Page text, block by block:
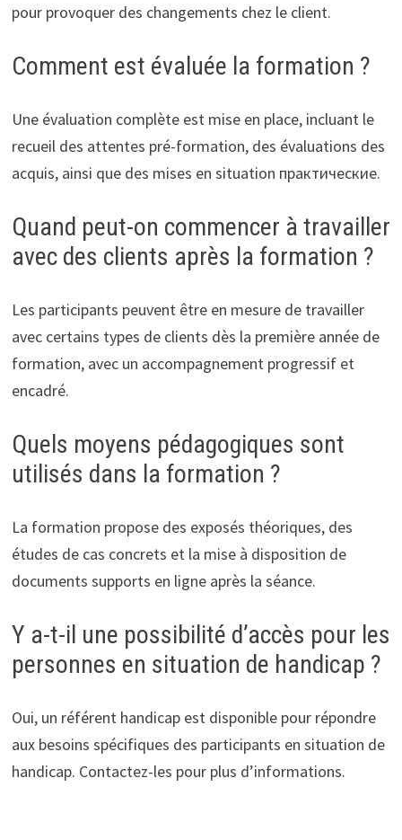
pour provoquer des changements chez le client.
Comment est évaluée la formation ?
Une évaluation complète est mise en place, incluant le
recueil des attentes pré-formation, des évaluations des
acquis, ainsi que des mises en situation практические.
Quand peut-on commencer à travailler
avec des clients après la formation ?
Les participants peuvent être en mesure de travailler
avec certains types de clients dès la première année de
formation, avec un accompagnement progressif et
encadré.
Quels moyens pédagogiques sont
utilisés dans la formation ?
La formation propose des exposés théoriques, des
études de cas concrets et la mise à disposition de
documents supports en ligne après la séance.
Y a-t-il une possibilité d’accès pour les
personnes en situation de handicap ?
Oui, un référent handicap est disponible pour répondre
aux besoins spécifiques des participants en situation de
handicap. Contactez-les pour plus d’informations.